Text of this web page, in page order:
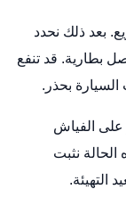
بعد ذلك نحدد
بطارية. قد تنفع
بحذر.
على الفياش
نثبت
التهيئة.